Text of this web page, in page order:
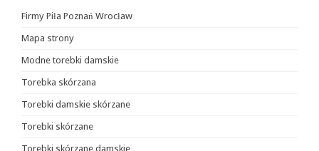
Firmy Piła Poznań Wrocław
Mapa strony
Modne torebki damskie
Torebka skórzana
Torebki damskie skórzane
Torebki skórzane
Torebki skórzane damskie